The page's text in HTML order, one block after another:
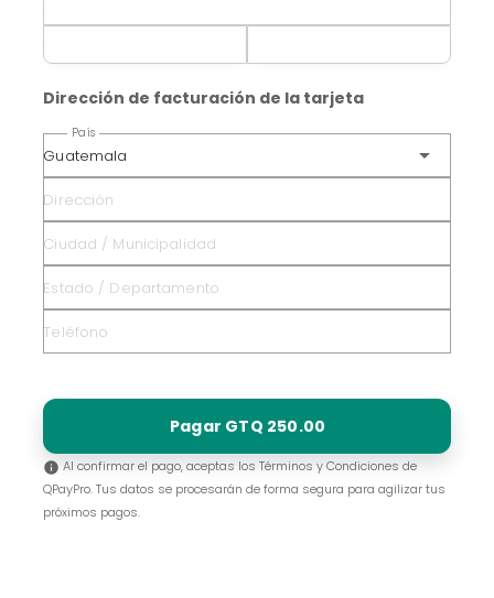
Dirección de facturación de la tarjeta
Guatemala arrow_drop_down
País
Pagar GTQ 250.00
info Al confirmar el pago, aceptas los Términos y Condiciones de
QPayPro. Tus datos se procesarán de forma segura para agilizar tus
próximos pagos.